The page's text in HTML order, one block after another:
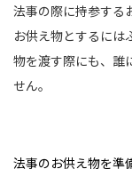
法事の際に持参する
お供え物とするには
物を渡す際にも、誰
せん。
法事のお供え物を準